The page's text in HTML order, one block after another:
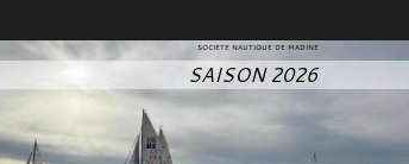
SOCIETE NAUTIQUE DE MADINE
SAISON 2026